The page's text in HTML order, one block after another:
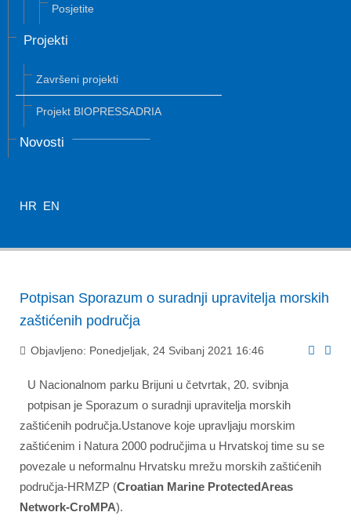
Posjetite
Projekti
Završeni projekti
Projekt BIOPRESSADRIA
Novosti
HR EN
Potpisan Sporazum o suradnji upravitelja morskih
zaštićenih područja
Objavljeno: Ponedjeljak, 24 Svibanj 2021 16:46
U Nacionalnom parku Brijuni u četvrtak, 20. svibnja
potpisan je Sporazum o suradnji upravitelja morskih
zaštićenih područja.Ustanove koje upravljaju morskim
zaštićenim i Natura 2000 područjima u Hrvatskoj time su se
povezale u neformalnu Hrvatsku mrežu morskih zaštićenih
područja-HRMZP (Croatian Marine ProtectedAreas
Network-CroMPA).